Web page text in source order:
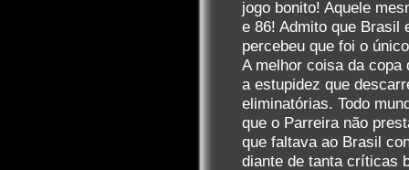
jogo bonito! Aquele
e 86! Admito que Brasil
percebeu que foi o
A melhor coisa da
a estupidez que
eliminatórias. Todo
que o Parreira não
que faltava ao Brasil
diante de tanta críticas